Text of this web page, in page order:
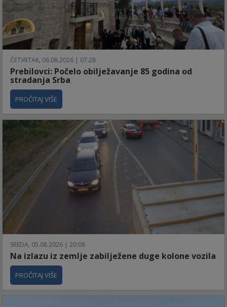
ČETVRTAK, 06.08.2026 | 07:28
Prebilovci: Počelo obilježavanje 85 godina od
stradanja Srba
PROČITAJ VIŠE
SREDA, 05.08.2026 | 20:06
Na izlazu iz zemlje zabilježene duge kolone vozila
PROČITAJ VIŠE